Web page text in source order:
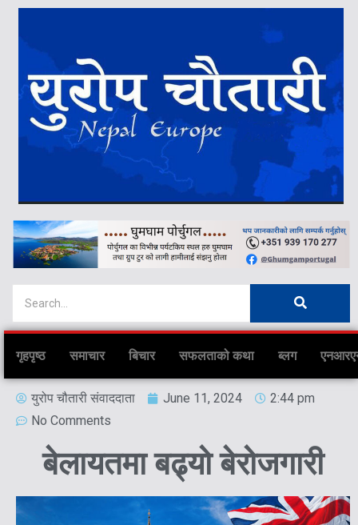
गृहपृष्ठ समाचार बिचार सफलताको कथा ब्लग
युरोप चौतारी संवाददाता June 11, 2024
2:44 pm
No Comments
बेलायतमा बढ्यो बेरोजगारी